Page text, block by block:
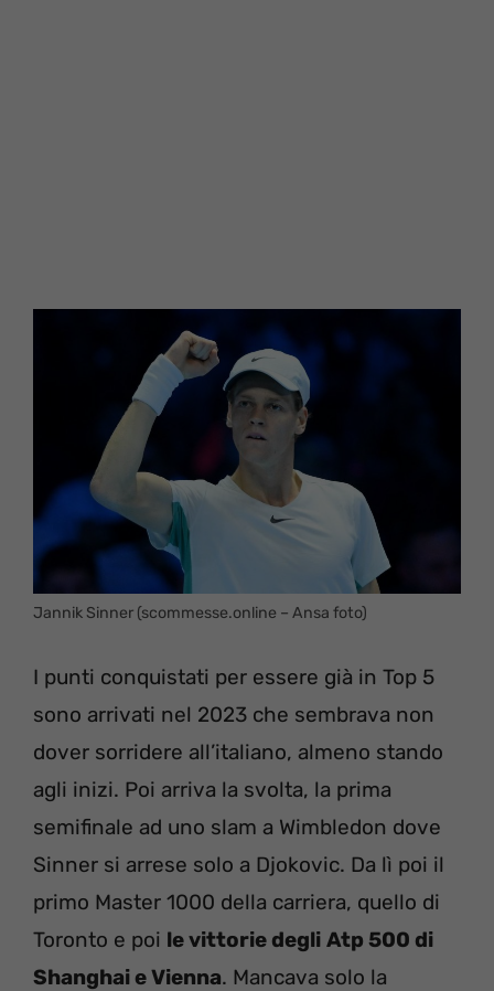
Jannik Sinner (scommesse.online – Ansa foto)
I punti conquistati per essere già in Top 5
sono arrivati nel 2023 che sembrava non
dover sorridere all’italiano, almeno stando
agli inizi. Poi arriva la svolta, la prima
semifinale ad uno slam a Wimbledon dove
Sinner si arrese solo a Djokovic. Da lì poi il
primo Master 1000 della carriera, quello di
Toronto e poi le vittorie degli Atp 500 di
Shanghai e Vienna. Mancava solo la